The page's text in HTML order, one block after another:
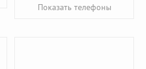
Показать телефоны